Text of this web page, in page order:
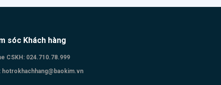
sóc Khách hàng
CSKH:024.710.78.999
hotrokhachhang@baokim.vn